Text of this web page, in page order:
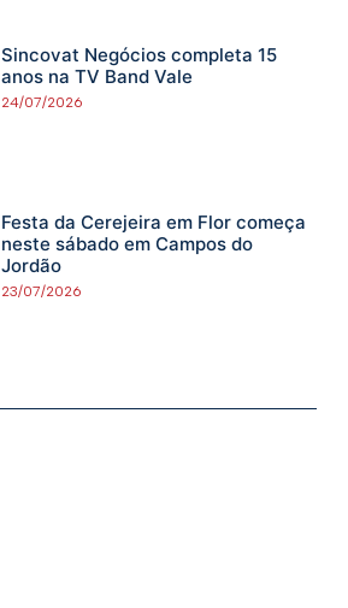
Sincovat Negócios completa 15
anos na TV Band Vale
24/07/2026
Festa da Cerejeira em Flor começa
neste sábado em Campos do
Jordão
23/07/2026